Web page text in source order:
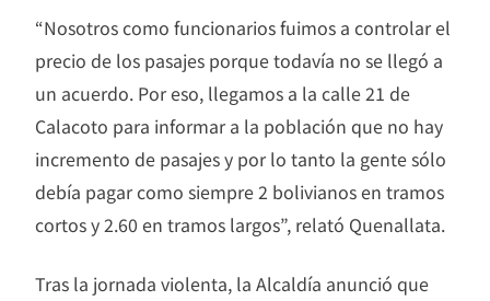
“Nosotros como funcionarios fuimos a controlar el
precio de los pasajes porque todavía no se llegó a
un acuerdo. Por eso, llegamos a la calle 21 de
Calacoto para informar a la población que no hay
incremento de pasajes y por lo tanto la gente sólo
debía pagar como siempre 2 bolivianos en tramos
cortos y 2.60 en tramos largos”, relató Quenallata.
Tras la jornada violenta, la Alcaldía anunció que